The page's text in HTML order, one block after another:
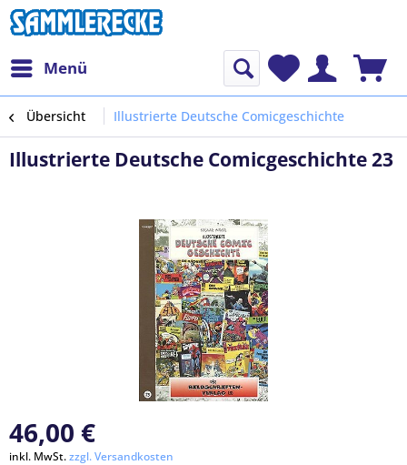
Menü
Übersicht Illustrierte Deutsche Comicgeschichte
Illustrierte Deutsche Comicgeschichte 23
46,00 €
inkl. MwSt.zzgl. Versandkosten